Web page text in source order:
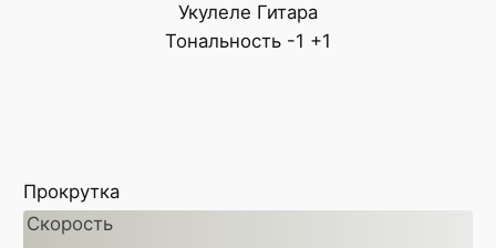
Укулеле Гитара
Тональность -1 +1
Прокрутка
Скорость